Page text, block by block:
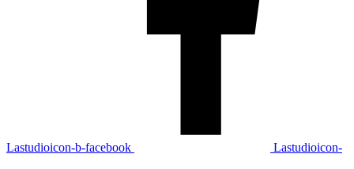
Lastudioicon-b-facebook Lastudioicon-